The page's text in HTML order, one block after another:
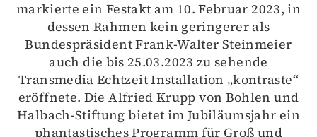
markierte ein Festakt am 10. Februar 2023, in
dessen Rahmen kein geringerer als
Bundespräsident Frank-Walter Steinmeier
auch die bis 25.03.2023 zu sehende
Transmedia Echtzeit Installation „kontraste“
eröffnete. Die Alfried Krupp von Bohlen und
Halbach-Stiftung bietet im Jubiläumsjahr ein
phantastisches Programm für Groß und